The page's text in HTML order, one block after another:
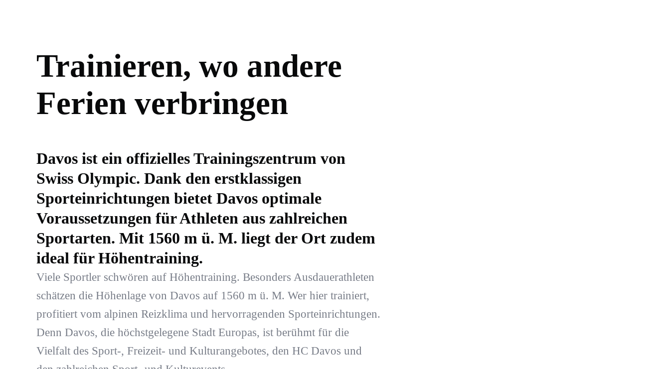
Trainieren, wo andere
Ferien verbringen
Davos ist ein offizielles Trainingszentrum von
Swiss Olympic. Dank den erstklassigen
Sporteinrichtungen bietet Davos optimale
Voraussetzungen für Athleten aus zahlreichen
Sportarten. Mit 1560 m ü. M. liegt der Ort zudem
ideal für Höhentraining.
Viele Sportler schwören auf Höhentraining. Besonders Ausdauerathleten
schätzen die Höhenlage von Davos auf 1560 m ü. M. Wer hier trainiert,
profitiert vom alpinen Reizklima und hervorragenden Sporteinrichtungen.
Denn Davos, die höchstgelegene Stadt Europas, ist berühmt für die
Vielfalt des Sport-, Freizeit- und Kulturangebotes, den HC Davos und